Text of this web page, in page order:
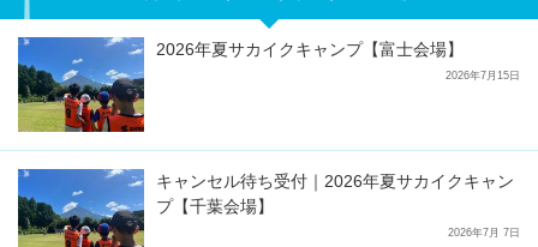
2026年夏サカイクキャンプ【富士会場】
2026年7月15日
キャンセル待ち受付｜2026年夏サカイクキャン
プ【千葉会場】
2026年7月 7日